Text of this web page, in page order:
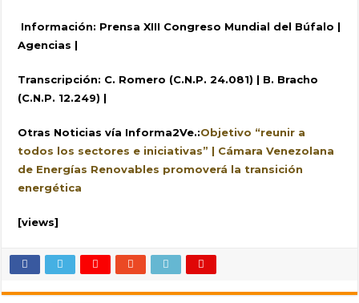
Información: Prensa XIII Congreso Mundial del Búfalo |
Agencias |
Transcripción: C. Romero (C.N.P. 24.081) | B. Bracho
(C.N.P. 12.249) |
Otras Noticias vía Informa2Ve.:Objetivo “reunir a
todos los sectores e iniciativas” | Cámara Venezolana
de Energías Renovables promoverá la transición
energética
[views]